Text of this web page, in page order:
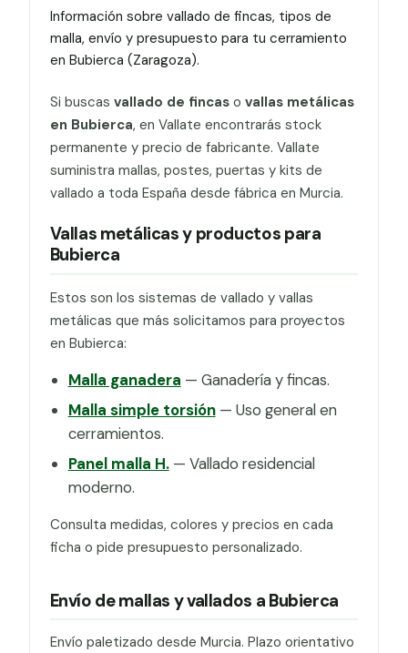
Información sobre vallado de fincas, tipos de
malla, envío y presupuesto para tu cerramiento
en Bubierca (Zaragoza).
Si buscas vallado de fincaso vallas metálicas
en Bubierca, en Vallate encontrarás stock
permanente y precio de fabricante. Vallate
suministra mallas, postes, puertas y kits de
vallado a toda España desde fábrica en Murcia.
Vallas metálicas y productos para
Bubierca
Estos son los sistemas de vallado y vallas
metálicas que más solicitamos para proyectos
en Bubierca:
Malla ganadera — Ganadería y fincas.
Malla simple torsión— Uso general en
cerramientos.
Panel malla H.— Vallado residencial
moderno.
Consulta medidas, colores y precios en cada
ficha o pide presupuesto personalizado.
Envío de mallas y vallados a Bubierca
Envío paletizado desde Murcia. Plazo orientativo